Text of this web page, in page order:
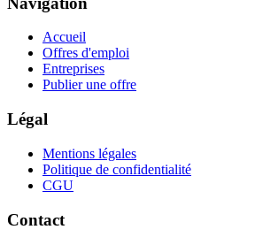
Accueil
Offres d'emploi
Entreprises
Publier une offre
Légal
Mentions légales
Politique de confidentialité
CGU
Contact